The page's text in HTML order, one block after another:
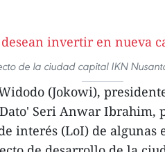
de la ciudad capital IKN
(Jokowi),
Seri Anwar Ibrahim,
interés (LoI) de algunas